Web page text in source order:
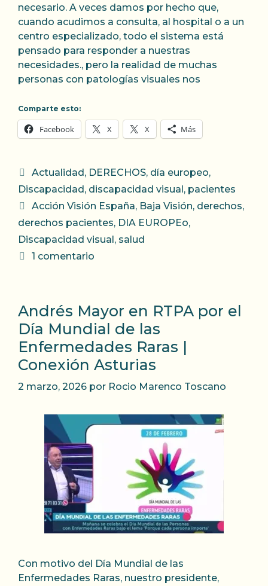
necesario. A veces damos por hecho que,
cuando acudimos a consulta, al hospital o a un
centro especializado, todo el sistema está
pensado para responder a nuestras
necesidades., pero la realidad de muchas
personas con patologías visuales nos
Comparte esto:
Facebook X X Más
Categorías
Actualidad , DERECHOS, día europeo,
Discapacidad , discapacidad visual , pacientes
Etiquetas
Acción Visión España, Baja Visión, derechos,
derechos pacientes, DIA EUROPEo,
Discapacidad visual , salud
1 comentario
Andrés Mayor en RTPA por el
Día Mundial de las
Enfermedades Raras |
Conexión Asturias
2 marzo, 2026 por Rocio Marenco Toscano
Con motivo del Día Mundial de las
Enfermedades Raras, nuestro presidente,